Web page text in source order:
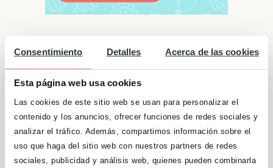
Consentimiento Detalles Acerca de las cookies
Esta página web usa cookies
Las cookies de este sitio web se usan para personalizar el
contenido y los anuncios, ofrecer funciones de redes sociales y
analizar el tráfico. Además, compartimos información sobre el
uso que haga del sitio web con nuestros partners de redes
sociales, publicidad y análisis web, quienes pueden combinarla
Significado de "Manuela"
Ya sea por trabajo y esfuerzo, o por su
inteligencia, perspicacia e ingenio, consigue
sacar aquello que se proponen adelante.
Tiene un carácter abierto, alegre y optimista,
por lo que no es raro que en las reuniones
sociales sea de las que más habla.